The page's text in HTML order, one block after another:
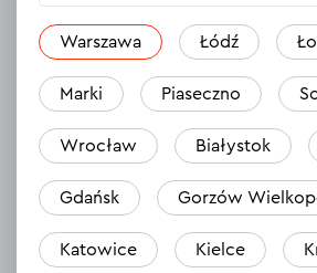
Ще ніхто не написав свій
товар.
Будете
Залишити відгук
Warszawa Łódź
Marki Piaseczno
Wrocław Białystok
Gdańsk Gorzów
Katowice Kielce